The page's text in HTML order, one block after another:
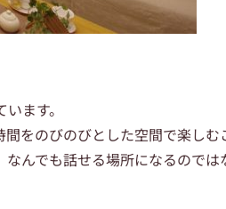
ます。
をのびのびとした空間で楽しむ
んでも話せる場所になるのでは